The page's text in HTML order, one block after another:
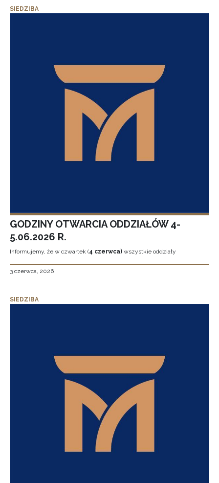
SIEDZIBA
GODZINY OTWARCIA ODDZIAŁÓW 4-
5.06.2026 R.
Informujemy, że w czwartek (4 czerwca) wszystkie oddziały
3 czerwca, 2026
SIEDZIBA